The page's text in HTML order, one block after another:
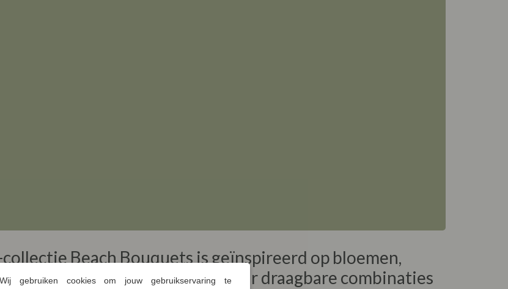
Beach Bouquets is geïnspireerd op bloemen,
La Vie vertalen we die sfeer naar draagbare combinaties